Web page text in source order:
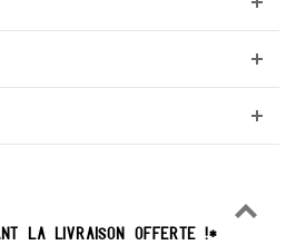
LA LIVRAISON OFFERTE !*